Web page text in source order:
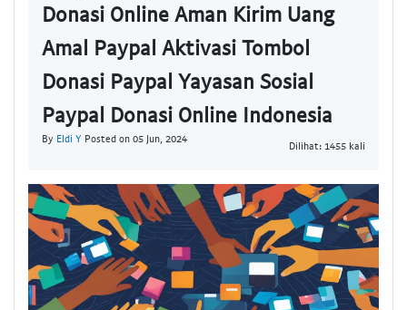
Donasi Online Aman Kirim Uang
Amal Paypal Aktivasi Tombol
Donasi Paypal Yayasan Sosial
Paypal Donasi Online Indonesia
By Eldi Y Posted on 05 Jun, 2024
Dilihat: 1455 kali